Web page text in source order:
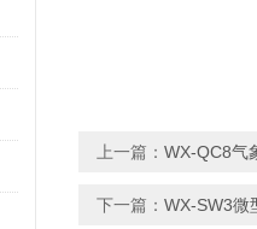
上一篇： WX-QC8气
下一篇： WX-SW3微